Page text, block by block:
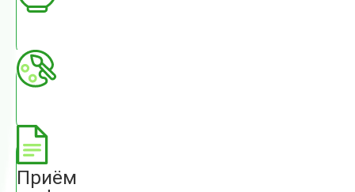
Приём